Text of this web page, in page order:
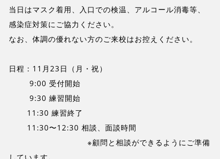
当日はマスク着用、入口での検温、アルコール消毒等、
感染症対策にご協力ください。
なお、体調の優れない方のご来校はお控えください。
日程：11月23日（月・祝）
9:00 受付開始
9:30 練習開始
11:30 練習終了
11:30〜12:30 相談、面談時間
※顧問と相談ができるようにご準備
しています。